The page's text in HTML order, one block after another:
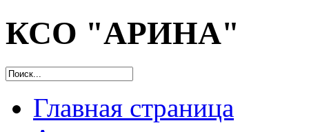
КСО "АРИНА"
Главная страница